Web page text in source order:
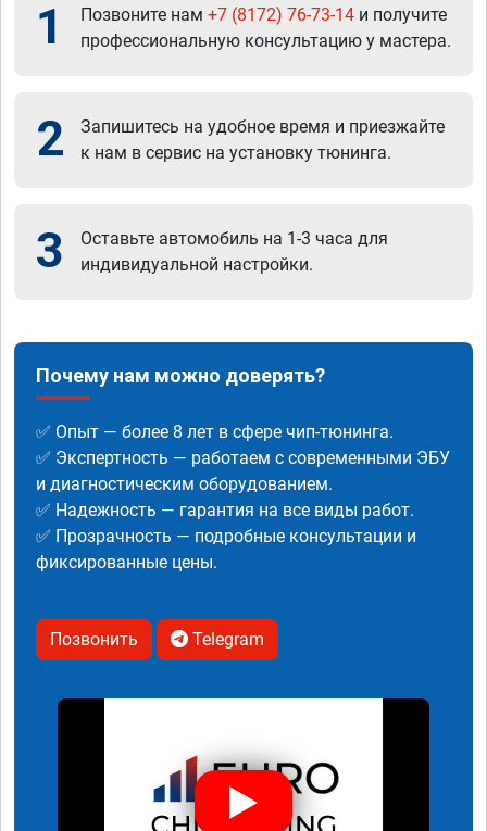
1 Позвоните нам +7 (8172) 76-73-14 и получите
профессиональную консультацию у мастера.
2
Запишитесь на удобное время и приезжайте
к нам в сервис на установку тюнинга.
3
Оставьте автомобиль на 1-3 часа для
индивидуальной настройки.
Почему нам можно доверять?
✅ Опыт — более 8 лет в сфере чип-тюнинга.
✅ Экспертность — работаем с современными ЭБУ
и диагностическим оборудованием.
✅ Надежность — гарантия на все виды работ.
✅ Прозрачность — подробные консультации и
фиксированные цены.
Позвонить Telegram